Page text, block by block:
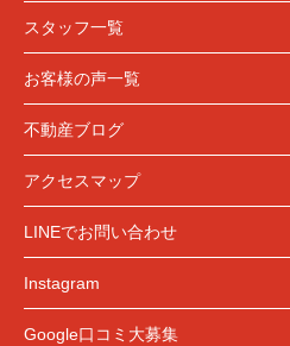
スタッフ一覧
お客様の声一覧
不動産ブログ
アクセスマップ
LINEでお問い合わせ
Instagram
Google口コミ大募集